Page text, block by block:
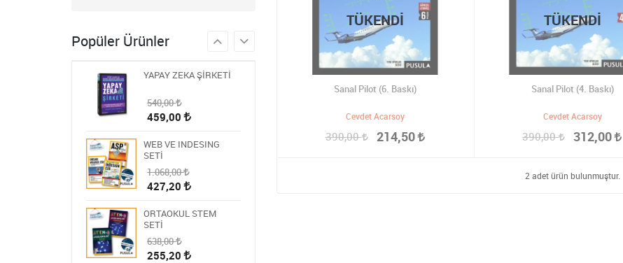
Popüler Ürünler
986,00
394,40
YAPAY ZEKA ŞİRKETİ
540,00
459,00
WEB VE INDESING
SETİ
1.068,00
427,20
ORTAOKUL STEM
SETİ
638,00
255,20
Sanal Pilot (6. Baskı)
Cevdet Acarsoy
390,00 214,50
TÜKENDI
Sanal Pilot (4. Baskı)
Cevdet Acarsoy
390,00 312,00
TÜKENDI
2 adet ürün bulunmuştur.